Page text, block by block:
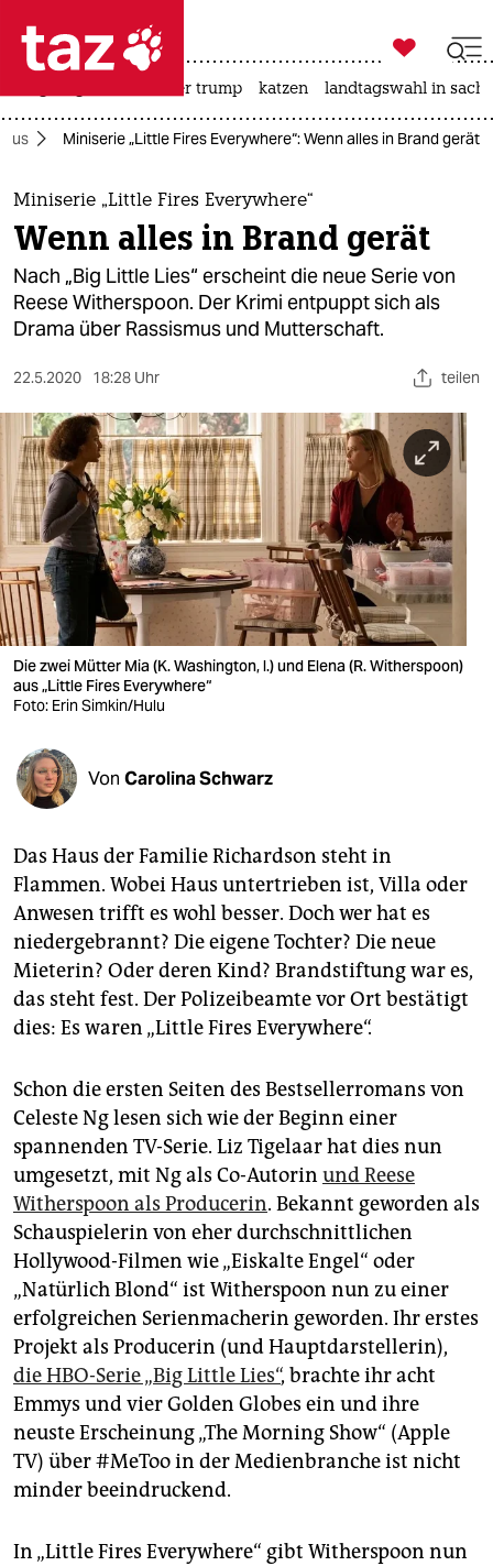
 taz zahl ich
taz zahl ich
themen
politik
öko
sport
berlin
nord
wahrheit
verlag
verlag
shop
fragen & hilfe
unterstützen
abo
genossenschaft
epaper login

taz zahl ich
usa unter trump katzen landtagswahl in
Miniserie „Little Fires Everywhere“: Wenn alles in Brand gerät
Miniserie „Little Fires Everywhere“
Wenn alles in Brand gerät
Nach „Big Little Lies“ erscheint die neue Serie von
Reese Witherspoon. Der Krimi entpuppt sich als
Drama über Rassismus und Mutterschaft.
22.5.2020 18:28 Uhr teilen
Die zwei Mütter Mia (K. Washington, l.) und Elena (R. Witherspoon)
aus „Little Fires Everywhere“
Foto: Erin Simkin/Hulu
Von Carolina Schwarz
Das Haus der Familie Richardson steht in
Flammen. Wobei Haus untertrieben ist, Villa oder
Anwesen trifft es wohl besser. Doch wer hat es
niedergebrannt? Die eigene Tochter? Die neue
Mieterin? Oder deren Kind? Brandstiftung war es,
das steht fest. Der Polizeibeamte vor Ort bestätigt
dies: Es waren „Little Fires Everywhere“.
Schon die ersten Seiten des Bestsellerromans von
Celeste Ng lesen sich wie der Beginn einer
spannenden TV-Serie. Liz Tigelaar hat dies nun
umgesetzt, mit Ng als Co-Autorin und Reese
Witherspoon als Producerin. Bekannt geworden als
Schauspielerin von eher durchschnittlichen
Hollywood-Filmen wie „Eiskalte Engel“ oder
„Natürlich Blond“ ist Witherspoon nun zu einer
erfolgreichen Serienmacherin geworden. Ihr erstes
Projekt als Producerin (und Hauptdarstellerin),
die HBO-Serie „Big Little Lies“, brachte ihr acht
Emmys und vier Golden Globes ein und ihre
neuste Erscheinung „The Morning Show“ (Apple
TV) über #MeToo in der Medienbranche ist nicht
minder beeindruckend.
In „Little Fires Everywhere“ gibt Witherspoon nun